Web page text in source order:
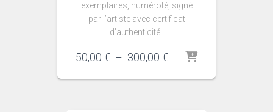
exemplaires, numéroté, signé
par l’artiste avec certificat
d’authenticité .
50,00 € – 300,00 €Plage
prix :